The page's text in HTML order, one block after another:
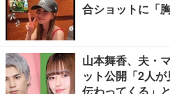
合ショットに「
山本舞香、夫・
ット公開「2人